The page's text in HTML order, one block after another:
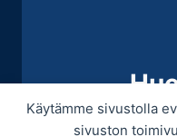
Käytämme sivustolla
sivuston
+358 9 439